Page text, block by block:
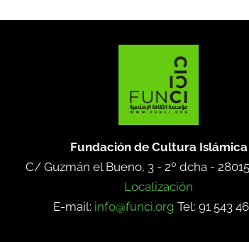
Fundación de Cultura Islámica
C/ Guzmán el Bueno, 3 - 2º dcha -
Localización
E-mail: info@funci.org Tel: 91 543